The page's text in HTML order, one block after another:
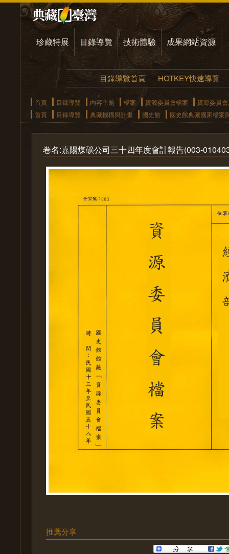
珍藏特展 目錄導覽 技術體驗 成果網站資源
目錄導覽首頁 HOTKEY快速導覽
首頁 目錄導覽 內容主題 檔案 資源委員會檔案
資源委員
首頁
目錄導覽 典藏機構與計畫 國史館 國史館典藏國家檔案
卷名:嘉陽煤礦公司三十四年度會計報告(003-
推薦分享